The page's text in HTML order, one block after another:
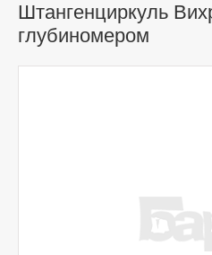
Штангенциркуль
глубиномером